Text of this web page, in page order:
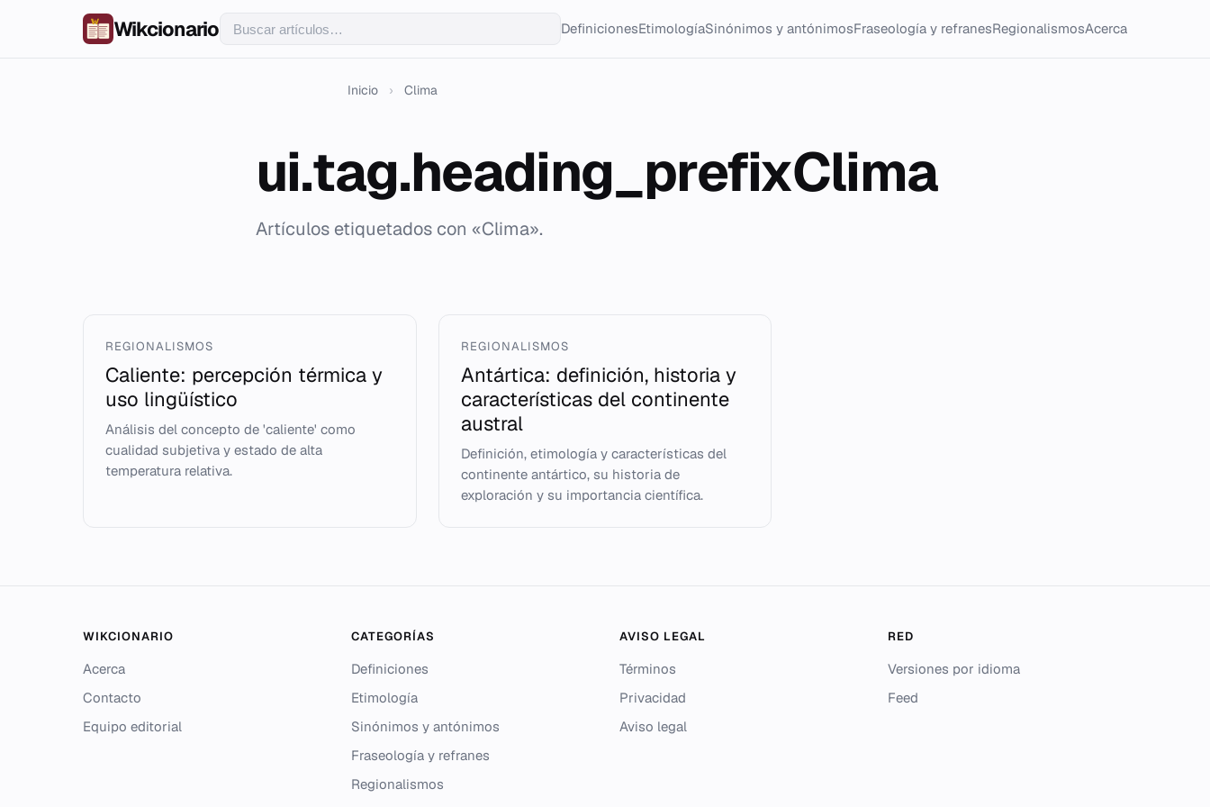
Wikcionario DefinicionesEtimologíaSinónimos y antónimosFraseología y refranesRegionalismosAcerca
Inicio › Clima
ui.tag.heading_prefixClima
Artículos etiquetados con «Clima».
REGIONALISMOS
Caliente: percepción térmica y
uso lingüístico
Análisis del concepto de 'caliente' como
cualidad subjetiva y estado de alta
temperatura relativa.
REGIONALISMOS
Antártica: definición, historia y
características del continente
austral
Definición, etimología y características del
continente antártico, su historia de
exploración y su importancia científica.
WIKCIONARIO
Acerca
Contacto
Equipo editorial
CATEGORÍAS
Definiciones
Etimología
Sinónimos y antónimos
Fraseología y refranes
Regionalismos
AVISO LEGAL
Términos
Privacidad
Aviso legal
RED
Versiones por idioma
Feed